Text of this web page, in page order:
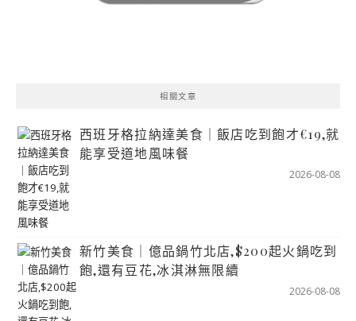
相關文章
西班牙格拉納達美食｜飯店吃到飽才€19,就
能享受道地風味餐
2026-08-08
新竹美食｜億品鍋竹北店,$200起火鍋吃到
飽,還有豆花,冰淇淋無限續
2026-08-08